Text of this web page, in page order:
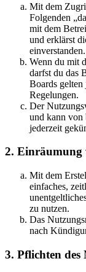
Mit dem
Folgenden
mit dem
und erklärst
einverstanden.
Wenn du mit
darfst du das
Boards
Regelungen.
Der
und kann von
jederzeit
2. Einräumung
Mit dem
einfaches,
zu nutzen.
Das
nach
3. Pflichten des